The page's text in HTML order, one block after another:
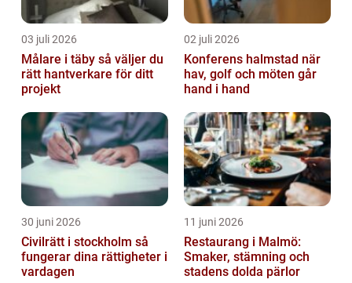
03 juli 2026
Målare i täby så väljer du
rätt hantverkare för ditt
projekt
02 juli 2026
Konferens halmstad när
hav, golf och möten går
hand i hand
30 juni 2026
Civilrätt i stockholm så
fungerar dina rättigheter i
vardagen
11 juni 2026
Restaurang i Malmö:
Smaker, stämning och
stadens dolda pärlor